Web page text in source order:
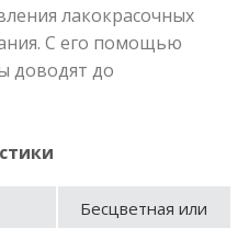
лакокрасочных
С его помощью
доводят до
Бесцветная или